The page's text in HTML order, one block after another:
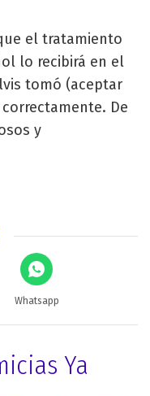
el tratamiento
lo recibirá en el
tomó (aceptar
De
y
Whatsapp
Ya